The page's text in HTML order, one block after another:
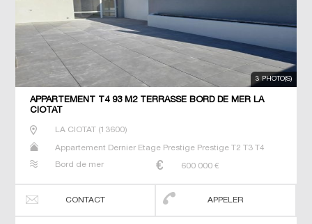
3 PHOTO(S)
APPARTEMENT T4 93 M2 TERRASSE BORD DE MER LA
CIOTAT
LA CIOTAT(13600)
Appartement Dernier Etage Prestige Prestige T2 T3 T4
Bord de mer 600 000 €
CONTACT APPELER